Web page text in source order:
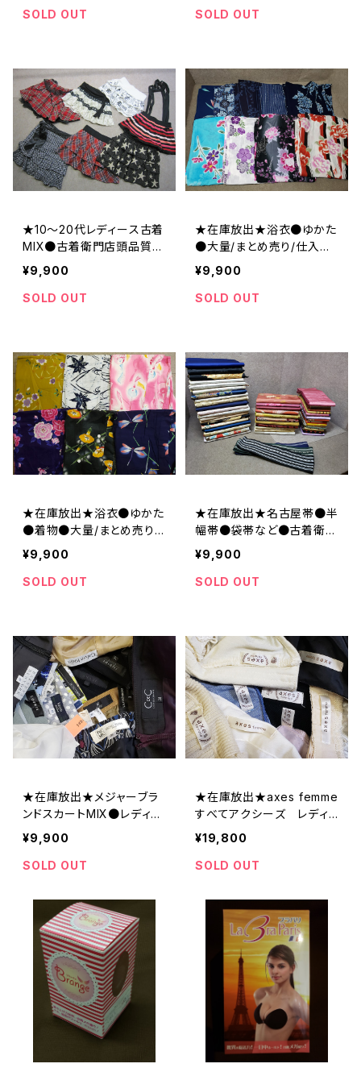
店頭品質●大量/業販/仕入
SOLD OUT
SOLD OUT
★10～20代レディース古着
MIX●古着衛門店頭品質●
大量/業販/仕入れ/卸/福袋
¥9,900
SOLD OUT
★在庫放出★浴衣●ゆかた
●大量/まとめ売り/仕入れ/
卸/福袋/リメイク/材料
¥9,900
SOLD OUT
★在庫放出★浴衣●ゆかた
●着物●大量/まとめ売り/
仕入れ/卸/福袋
¥9,900
SOLD OUT
★在庫放出★名古屋帯●半
幅帯●袋帯など●古着衛門
店頭品質●大量/業販/仕入
れ/卸/福袋/リメイク/材料
¥9,900
SOLD OUT
★在庫放出★メジャーブラ
ンドスカートMIX●レディー
ス古着●古着衛門店頭品質
●大量/業販/仕入れ/卸/福
袋
¥9,900
SOLD OUT
★在庫放出★axes femme
すべてアクシーズ レディ
ース古着MIX●古着衛門店
頭品質●大量/業販/仕入
れ/卸/福袋
¥19,800
SOLD OUT